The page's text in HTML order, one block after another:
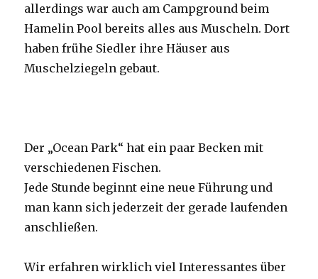
allerdings war auch am Campground beim
Hamelin Pool bereits alles aus Muscheln. Dort
haben frühe Siedler ihre Häuser aus
Muschelziegeln gebaut.
Der „Ocean Park“ hat ein paar Becken mit
verschiedenen Fischen.
Jede Stunde beginnt eine neue Führung und
man kann sich jederzeit der gerade laufenden
anschließen.
Wir erfahren wirklich viel Interessantes über